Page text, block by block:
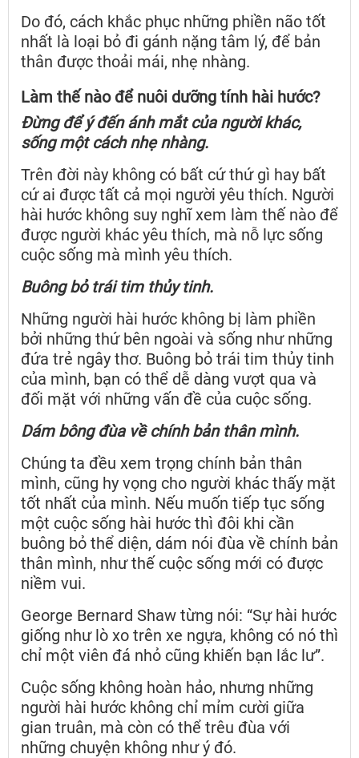
Do đó, cách khắc phục những phiền não tốt
nhất là loại bỏ đi gánh nặng tâm lý, để bản
thân được thoải mái, nhẹ nhàng.
Làm thế nào để nuôi dưỡng tính hài hước?
Đừng để ý đến ánh mắt của người khác,
sống mộtcách nhẹ nhàng.
Trên đời này không có bất cứ thứ gì hay bất
cứ ai được tất cả mọi người yêu thích. Người
hài hước không suy nghĩ xem làm thế nào để
được người khác yêu thích, mà nỗ lực sống
cuộc sống mà mình yêu thích.
Buông bỏ trái tim thủy tinh.
Những người hài hước không bị làm phiền
bởi những thứ bên ngoài và sống như những
đứa trẻ ngây thơ. Buông bỏ trái tim thủy tinh
của mình, bạn có thể dễ dàng vượt qua và
đối mặt với những vấn đề của cuộc sống.
Dám bông đùa về chính bản thân mình.
Chúng ta đều xem trọng chính bản thân
mình, cũng hy vọng cho người khác thấy mặt
tốt nhất của mình. Nếu muốn tiếp tục sống
một cuộc sống hài hước thì đôi khi cần
buông bỏ thể diện, dám nói đùa về chính bản
thân mình, như thế cuộc sống mới có được
niềm vui.
George Bernard Shaw từng nói: “Sự hài hước
giống như lò xo trên xe ngựa, không có nó thì
chỉ một viên đá nhỏ cũng khiến bạn lắc lư”.
Cuộc sống không hoàn hảo, nhưng những
người hài hước không chỉ mỉm cười giữa
gian truân, mà còn có thể trêu đùa với
những chuyện không như ý đó.